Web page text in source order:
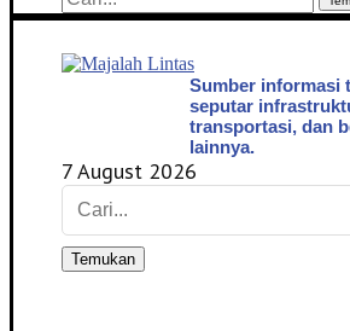
Sumber informasi
seputar
transportasi, dan
lainnya.
7 August 2026
Temukan